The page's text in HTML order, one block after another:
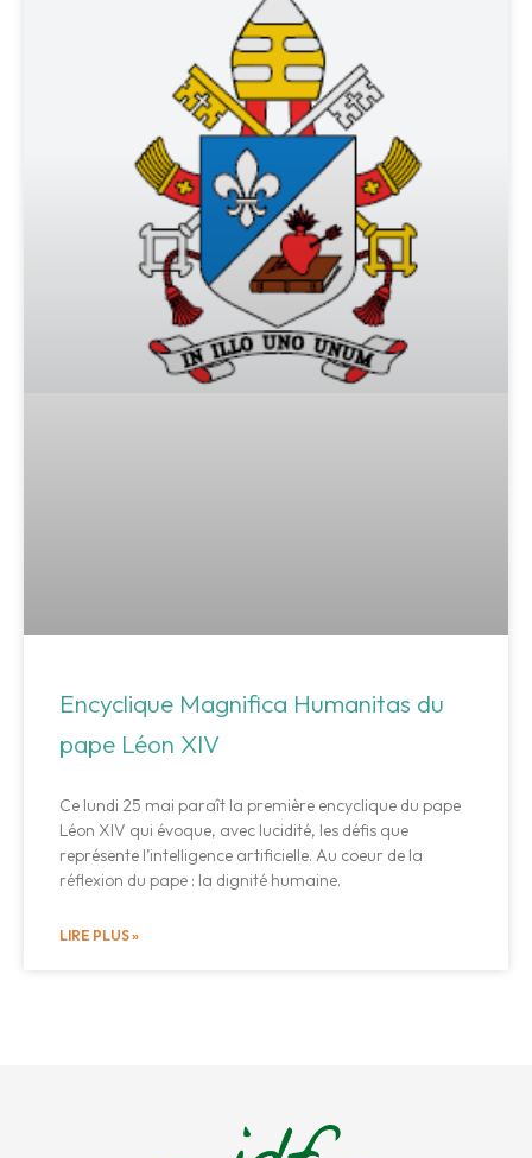
Encyclique Magnifica Humanitas du
pape Léon XIV
Ce lundi 25 mai paraît la première encyclique du pape
Léon XIV qui évoque, avec lucidité, les défis que
représente l’intelligence artificielle. Au coeur de la
réflexion du pape : la dignité humaine.
LIRE PLUS »